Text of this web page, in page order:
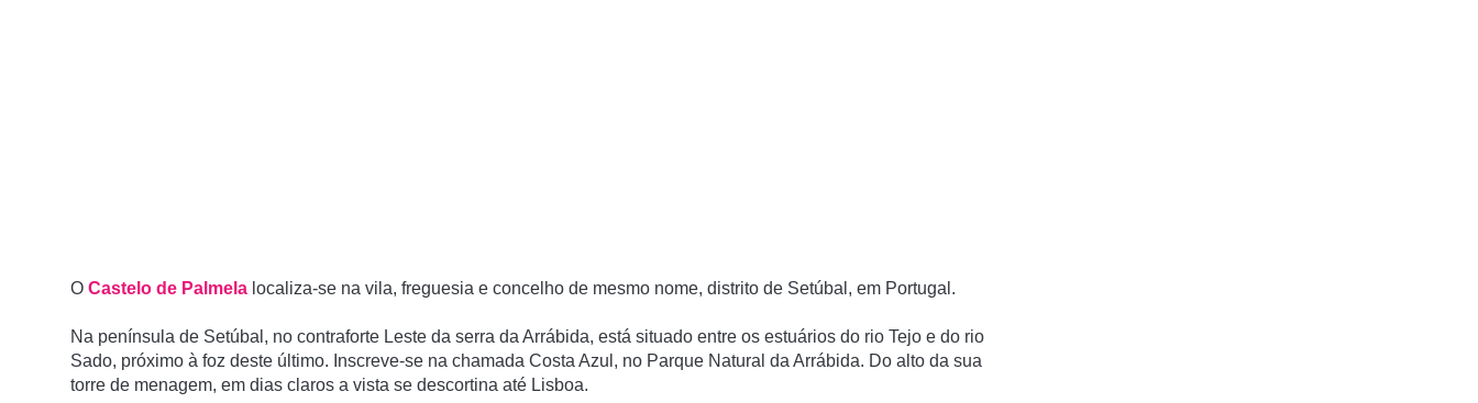
O Castelo de Palmela localiza-se na vila, freguesia e concelho de mesmo nome, distrito de Setúbal, em Portugal.
Na pení­nsula de Setúbal, no contraforte Leste da serra da Arrábida, está situado entre os estuários do rio Tejo e do rio
Sado, próximo à foz deste último. Inscreve-se na chamada Costa Azul, no Parque Natural da Arrábida. Do alto da sua
torre de menagem, em dias claros a vista se descortina até Lisboa.